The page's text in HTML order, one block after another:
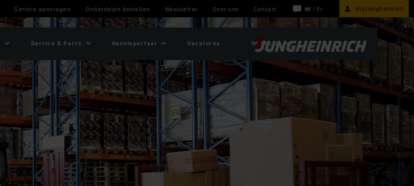
Service aanvragen Onderdelen bestellen Newsletter Over ons Contact Nl / Fr myJungheinrich
Service & Parts Kennisportaal Vacatures Webshop